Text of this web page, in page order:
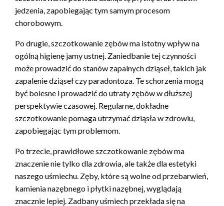
jedzenia, zapobiegając tym samym procesom
chorobowym.
Po drugie, szczotkowanie zębów ma istotny wpływ na
ogólną higienę jamy ustnej. Zaniedbanie tej czynności
może prowadzić do stanów zapalnych dziąseł, takich jak
zapalenie dziąseł czy paradontoza. Te schorzenia mogą
być bolesne i prowadzić do utraty zębów w dłuższej
perspektywie czasowej. Regularne, dokładne
szczotkowanie pomaga utrzymać dziąsła w zdrowiu,
zapobiegając tym problemom.
Po trzecie, prawidłowe szczotkowanie zębów ma
znaczenie nie tylko dla zdrowia, ale także dla estetyki
naszego uśmiechu. Zęby, które są wolne od przebarwień,
kamienia nazębnego i płytki nazębnej, wyglądają
znacznie lepiej. Zadbany uśmiech przekłada się na